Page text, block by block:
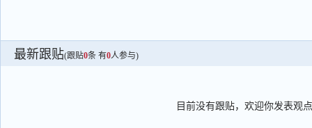
最新跟贴(跟贴0条 有0人参与)
目前没有跟贴，欢迎你发表观点